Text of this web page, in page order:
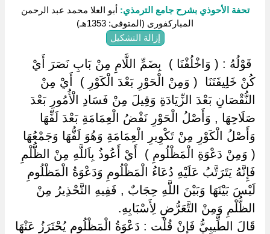
تحفة الأحوذي بشرح جامع الترمذي: أبو العلا محمد عبد الرحمن
المباركفورى (المتوفى: 1353هـ)
إزالة التشكيل
‏ ‏قَوْلُهُ : ( وَاخْلُفْنَا ) ‏ ‏بِضَمِّ اللَّامِ مِنْ بَابِ نَصَرَ أَيْ
كُنْ خَلِيفَتَنَا ‏ ‏( وَمِنْ الْحَوْرِ بَعْدَ الْكَوْرِ ) ‏ ‏أَيْ مِنْ
النُّقْصَانِ بَعْدَ الزِّيَادَةِ وَقِيلَ مِنْ فَسَادِ الْأُمُورِ بَعْدَ
صَلَاحِهَا , وَأَصْلُ الْحَوْرِ نَقْضُ الْعِمَامَةِ بَعْدَ لَفِّهَا
وَأَصْلُ الْكَوْرِ مِنْ تَكْوِيرِ الْعِمَامَةِ وَهُوَ لَفُّهَا وَجَمْعُهَا ‏
‏( وَمِنْ دَعْوَةِ الْمَظْلُومِ ) ‏ ‏أَيْ أَعُوذُ بِاَللَّهِ مِنْ الظُّلْمِ
فَإِنَّهُ يَتَرَتَّبُ عَلَيْهِ دُعَاءُ الْمَظْلُومِ وَدَعْوَةُ الْمَظْلُومِ
لَيْسَ بَيْنَهَا وَبَيْنَ اللَّهِ حِجَابٌ , فَفِيهِ التَّحْذِيرُ مِنْ
الظُّلْمِ وَمِنْ التَّعَرُّضِ لِأَسْبَابِهِ.
قَالَ الطِّيبِيُّ فَإِنْ قُلْت : دَعْوَةُ الْمَظْلُومِ يُحْتَرَزُ عَنْهَا